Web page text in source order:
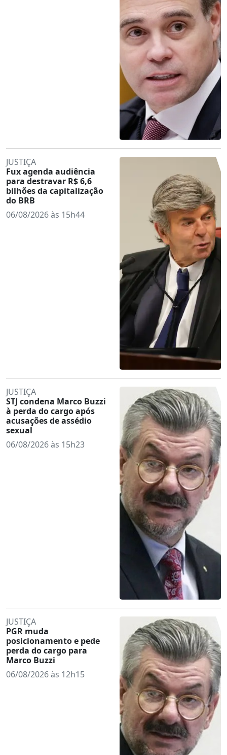
JUSTIÇA
Fux agenda audiência
para destravar R$ 6,6
bilhões da capitalização
do BRB
06/08/2026 às 15h44
JUSTIÇA
STJ condena Marco Buzzi
à perda do cargo após
acusações de assédio
sexual
06/08/2026 às 15h23
JUSTIÇA
PGR muda
posicionamento e pede
perda do cargo para
Marco Buzzi
06/08/2026 às 12h15